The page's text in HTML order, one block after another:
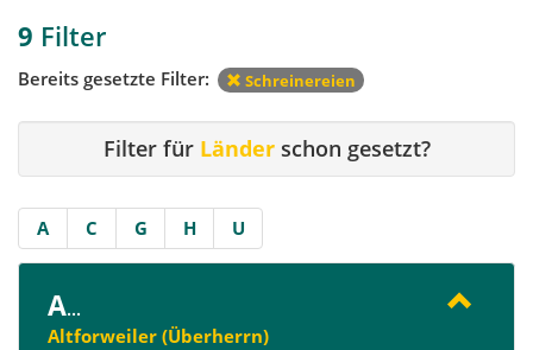
9 Filter
Bereits gesetzte Filter: Schreinereien
Filter für Länderschon gesetzt?
A C G H U
A...
Altforweiler (Überherrn)